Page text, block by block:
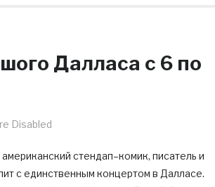
Далласа c 6 по
Disabled
стендап–комик, писатель и
с единственным концертом в Далласе.